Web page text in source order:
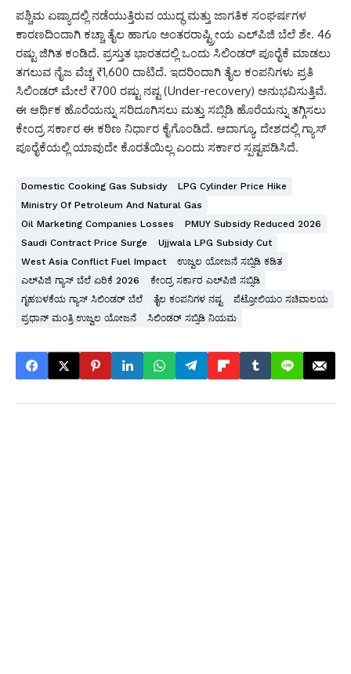
ಪಶ್ಚಿಮ ಏಷ್ಯಾದಲ್ಲಿ ನಡೆಯುತ್ತಿರುವ ಯುದ್ಧ ಮತ್ತು ಜಾಗತಿಕ ಸಂಘರ್ಷಗಳ
ಕಾರಣದಿಂದಾಗಿ ಕಚ್ಚಾ ತೈಲ ಹಾಗೂ ಅಂತರರಾಷ್ಟ್ರೀಯ ಎಲ್‌ಪಿಜಿ ಬೆಲೆ ಶೇ. 46
ರಷ್ಟು ಜಿಗಿತ ಕಂಡಿದೆ. ಪ್ರಸ್ತುತ ಭಾರತದಲ್ಲಿ ಒಂದು ಸಿಲಿಂಡರ್ ಪೂರೈಕೆ ಮಾಡಲು
ತಗಲುವ ನೈಜ ವೆಚ್ಚ ₹1,600 ದಾಟಿದೆ. ಇದರಿಂದಾಗಿ ತೈಲ ಕಂಪನಿಗಳು ಪ್ರತಿ
ಸಿಲಿಂಡರ್ ಮೇಲೆ ₹700 ರಷ್ಟು ನಷ್ಟ (Under-recovery) ಅನುಭವಿಸುತ್ತಿವೆ.
ಈ ಆರ್ಥಿಕ ಹೊರೆಯನ್ನು ಸರಿದೂಗಿಸಲು ಮತ್ತು ಸಬ್ಸಿಡಿ ಹೊರೆಯನ್ನು ತಗ್ಗಿಸಲು
ಕೇಂದ್ರ ಸರ್ಕಾರ ಈ ಕಠಿಣ ನಿರ್ಧಾರ ಕೈಗೊಂಡಿದೆ. ಆದಾಗ್ಯೂ, ದೇಶದಲ್ಲಿ ಗ್ಯಾಸ್
ಪೂರೈಕೆಯಲ್ಲಿ ಯಾವುದೇ ಕೊರತೆಯಿಲ್ಲ ಎಂದು ಸರ್ಕಾರ ಸ್ಪಷ್ಟಪಡಿಸಿದೆ.
Domestic Cooking Gas Subsidy
LPG Cylinder Price Hike
Ministry Of Petroleum And Natural Gas
Oil Marketing Companies Losses
PMUY Subsidy Reduced 2026
Saudi Contract Price Surge
Ujjwala LPG Subsidy Cut
West Asia Conflict Fuel Impact
ಉಜ್ವಲ ಯೋಜನೆ ಸಬ್ಸಿಡಿ ಕಡಿತ
ಎಲ್‌ಪಿಜಿ ಗ್ಯಾಸ್ ಬೆಲೆ ಏರಿಕೆ 2026
ಕೇಂದ್ರ ಸರ್ಕಾರ ಎಲ್‌ಪಿಜಿ ಸಬ್ಸಿಡಿ
ಗೃಹಬಳಕೆಯ ಗ್ಯಾಸ್ ಸಿಲಿಂಡರ್ ಬೆಲೆ
ತೈಲ ಕಂಪನಿಗಳ ನಷ್ಟ
ಪೆಟ್ರೋಲಿಯಂ ಸಚಿವಾಲಯ
ಪ್ರಧಾನ್ ಮಂತ್ರಿ ಉಜ್ವಲ ಯೋಜನೆ
ಸಿಲಿಂಡರ್ ಸಬ್ಸಿಡಿ ನಿಯಮ